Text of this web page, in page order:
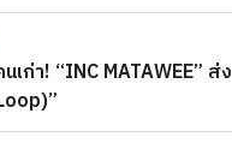
เก่า! “INC MATAWEE” ส่ง